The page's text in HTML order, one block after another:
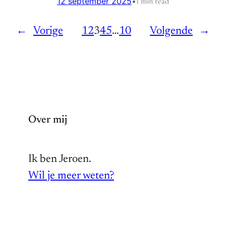
← Vorige 12345…10 Volgende →
Over mij
Ik ben Jeroen.
Wil je meer weten?